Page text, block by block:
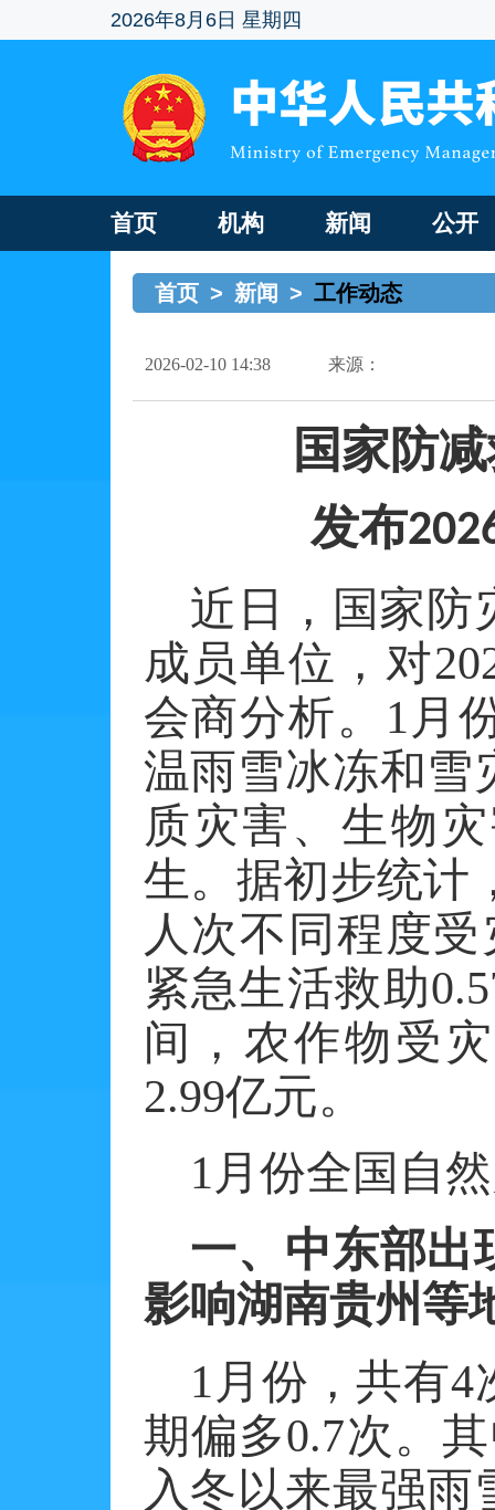
2026年8月6日 星期四
首页 机构 新闻 公开
首页 > 新闻 > 工作动态
2026-02-10 14:38 来源：
国家防
发布
近日，国家防
成员单位，对
会商分析。 1 月
温雨雪冰冻和雪
质灾害、生物
生。据初步统计
人次不同程度
紧急生活救助
间，农作物受
2.99亿元。
1月份全国自
一、中东部出
影响湖南贵州等
1 月份，共有4
期偏多0.7次。
入冬以来最强